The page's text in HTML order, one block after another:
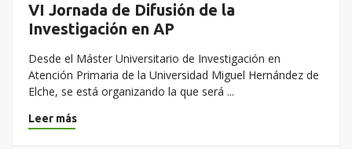
VI Jornada de Difusión de la
Investigación en AP
Desde el Máster Universitario de Investigación en
Atención Primaria de la Universidad Miguel Hernández de
Elche, se está organizando la que será ...
Leer más